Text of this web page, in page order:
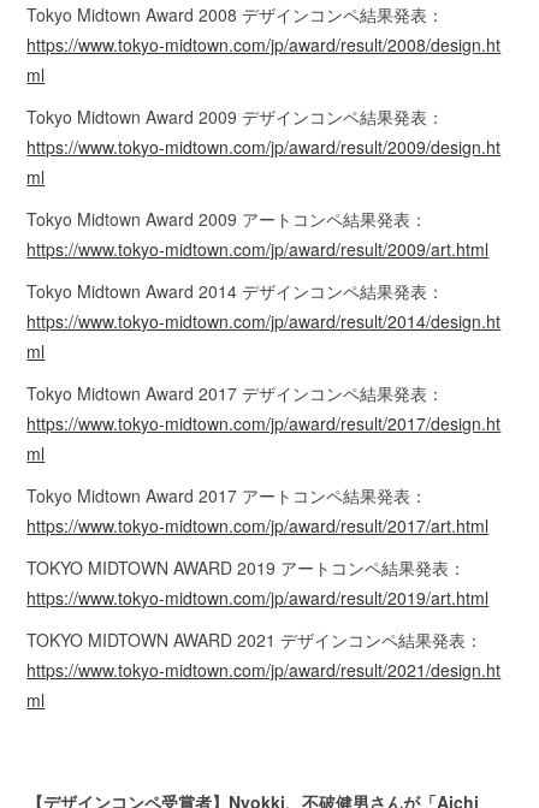
Tokyo Midtown Award 2008 デザインコンペ結果発表：
https://www.tokyo-midtown.com/jp/award/result/2008/design.ht
ml
Tokyo Midtown Award 2009 デザインコンペ結果発表：
https://www.tokyo-midtown.com/jp/award/result/2009/design.ht
ml
Tokyo Midtown Award 2009 アートコンペ結果発表：
https://www.tokyo-midtown.com/jp/award/result/2009/art.html
Tokyo Midtown Award 2014 デザインコンペ結果発表：
https://www.tokyo-midtown.com/jp/award/result/2014/design.ht
ml
Tokyo Midtown Award 2017 デザインコンペ結果発表：
https://www.tokyo-midtown.com/jp/award/result/2017/design.ht
ml
Tokyo Midtown Award 2017 アートコンペ結果発表：
https://www.tokyo-midtown.com/jp/award/result/2017/art.html
TOKYO MIDTOWN AWARD 2019 アートコンペ結果発表：
https://www.tokyo-midtown.com/jp/award/result/2019/art.html
TOKYO MIDTOWN AWARD 2021 デザインコンペ結果発表：
https://www.tokyo-midtown.com/jp/award/result/2021/design.ht
ml
【デザインコンペ受賞者】Nyokki、不破健男さんが「Aichi